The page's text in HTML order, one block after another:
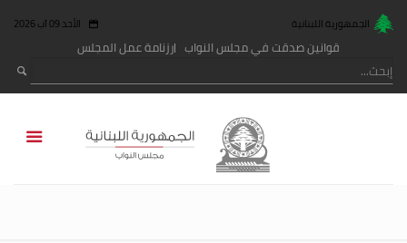
الجمهورية اللبنانية الأحد 09 آب 2026
قوانين صدقت في مجلس النواب رزنامة عمل المجلس